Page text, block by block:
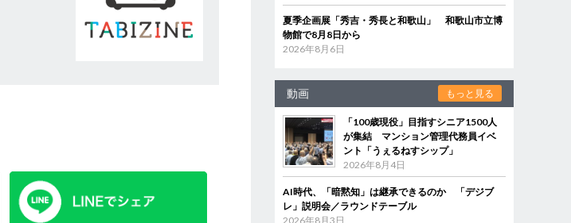
夏季企画展「秀吉・秀長と和歌山」 和歌山市立博
物館で8月8日から
2026年8月6日
動画 もっと見る
「100歳現役」目指すシニア1500人
が集結 マンション管理代務員イベ
ント「うぇるねすシップ」
2026年8月4日
AI時代、「暗黙知」は継承できるのか 「デジブ
レ」説明会／ラウンドテーブル
2026年8月3日